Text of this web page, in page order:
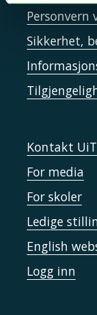
Personvern
Sikkerhet,
Kontakt UiT
For media
For skoler
Ledige
English
Logg inn